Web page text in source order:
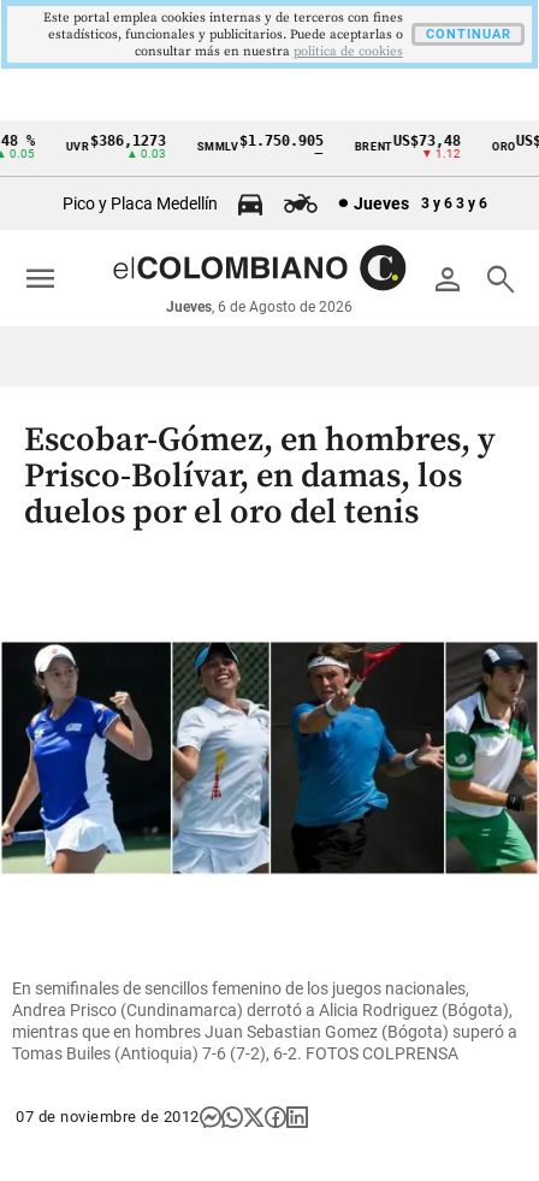
Cintillo
económicos
Colombia
UVR$386,1273
▲ 0.03
SMMLV$1.750.905 BRENTUS$73,48
▼ 1.12
ORO
Pico y Placa Medellín Jueves 3 y 6 3 y 6
person search
Jueves, 6 de Agosto de 2026
menu
Escobar-Gómez, en hombres, y
Prisco-Bolívar, en damas, los
duelos por el oro del tenis
En semifinales de sencillos femenino de los juegos nacionales,
Andrea Prisco (Cundinamarca) derrotó a Alicia Rodriguez (Bógota),
mientras que en hombres Juan Sebastian Gomez (Bógota) superó a
Tomas Builes (Antioquia) 7-6 (7-2), 6-2. FOTOS COLPRENSA
07 de noviembre de 2012
Este portal emplea cookies internas y de terceros con fines
estadísticos, funcionales y publicitarios. Puede aceptarlas o
consultar más en nuestra politica de cookies
CONTINUAR